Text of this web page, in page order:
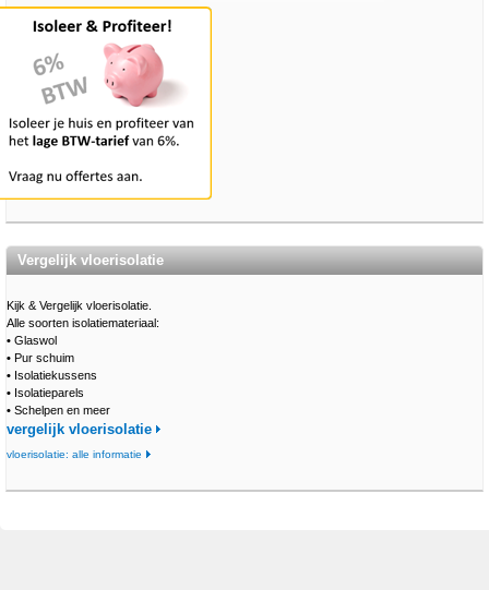
Vergelijk vloerisolatie
Kijk & Vergelijk vloerisolatie.
Alle soorten isolatiemateriaal:
• Glaswol
• Pur schuim
• Isolatiekussens
• Isolatieparels
• Schelpen en meer
vergelijk vloerisolatie
vloerisolatie: alle informatie